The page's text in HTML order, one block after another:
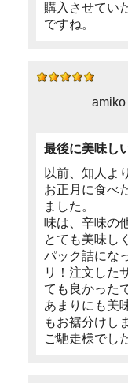
購入させてい
ですね。
amiko
最後に美味し
以前、知人よ
お正月に食べ
ました。
味は、辛味の
とても美味し
パック詰にな
リ！注文した
ても良かった
あまりにも美
もお裾分けし
ご馳走様でし